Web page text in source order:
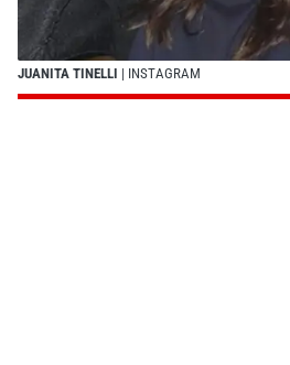
JUANITA TINELLI | INSTAGRAM